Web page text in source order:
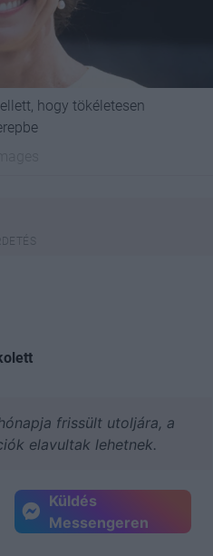
hogy tökéletesen
frissült utoljára, a
elavultak lehetnek.
Küldés
Messengeren